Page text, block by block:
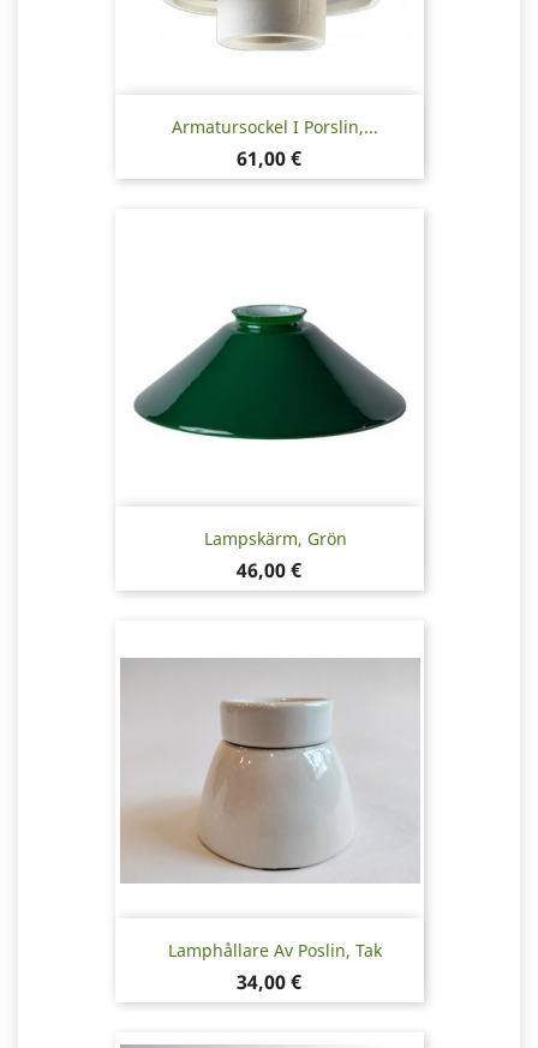
Armatursockel I Porslin,...
Pris
61,00 €
Lampskärm, Grön
Pris
46,00 €
Lamphållare Av Poslin, Tak
Pris
34,00 €